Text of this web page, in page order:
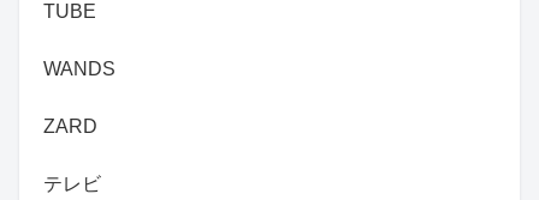
TUBE
WANDS
ZARD
テレビ